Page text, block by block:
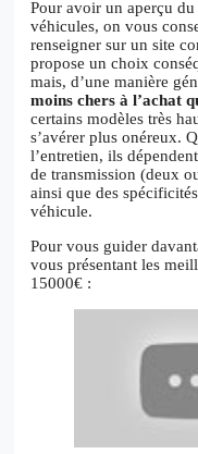
Pour avoir un aperçu
véhicules, on vous
renseigner sur un site
propose un choix
mais, d’une manière
moins chers à l’achat
certains modèles très
s’avérer plus onéreux.
l’entretien, ils
de transmission (deux
ainsi que des
véhicule.
Pour vous guider
vous présentant les
15000€ :